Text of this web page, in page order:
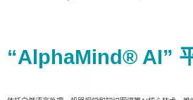
“AlphaMind® AI”